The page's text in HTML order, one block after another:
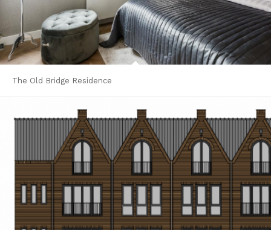
The Old Bridge Residence